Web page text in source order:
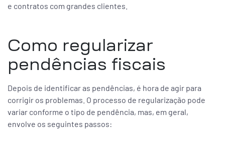
e contratos com grandes clientes.
Como regularizar
pendências fiscais
Depois de identificar as pendências, é hora de agir para
corrigir os problemas. O processo de regularização pode
variar conforme o tipo de pendência, mas, em geral,
envolve os seguintes passos: